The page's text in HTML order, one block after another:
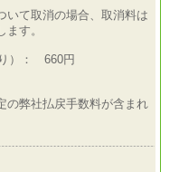
いて取消の場合、取消料は
す。
）： 660円
の弊社払戻手数料が含まれ